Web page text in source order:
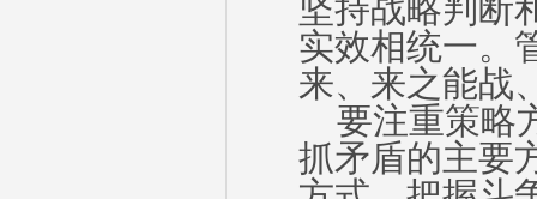
坚持战略判断
实效相统一。
来、来之能战
要注重策略
抓矛盾的主要